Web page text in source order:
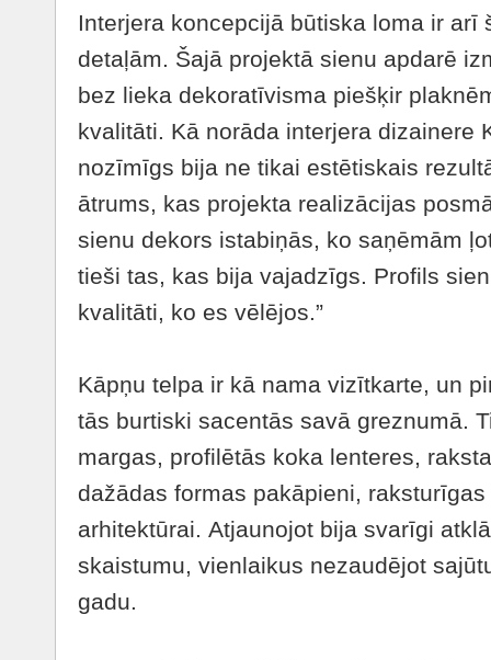
Interjera koncepcijā būtiska loma ir arī
detaļām. Šajā projektā sienu apdarē
bez lieka dekoratīvisma piešķir
kvalitāti. Kā norāda interjera dizainere
nozīmīgs bija ne tikai estētiskais
ātrums, kas projekta realizācijas
sienu dekors istabiņās, ko saņēmām
tieši tas, kas bija vajadzīgs. Profils
kvalitāti, ko es vēlējos.”
Kāpņu telpa ir kā nama vizītkarte, un
tās burtiski sacentās savā greznumā.
margas, profilētās koka lenteres,
dažādas formas pakāpieni,
arhitektūrai. Atjaunojot bija svarīgi
skaistumu, vienlaikus nezaudējot
gadu.